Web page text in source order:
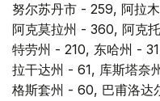
努尔苏丹市 - 259, 阿拉
阿克莫拉州 - 360, 阿克
特劳州 - 210, 东哈州 -
拉干达州 - 61, 库斯塔奈
格斯套州 - 60, 巴甫洛达